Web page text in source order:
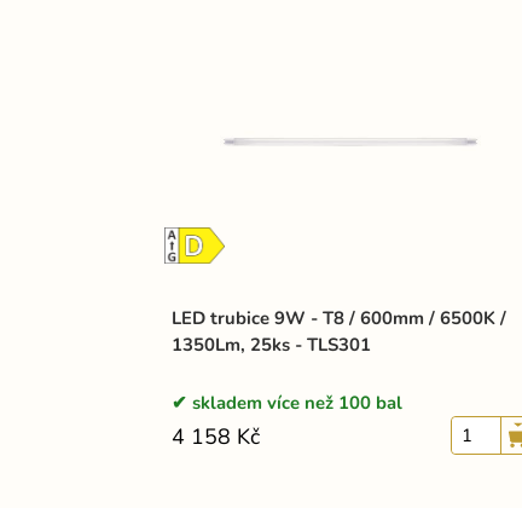
LED trubice 9W - T8 / 600mm / 6500K /
1350Lm, 25ks - TLS301
skladem více než 100 bal
4 158 Kč